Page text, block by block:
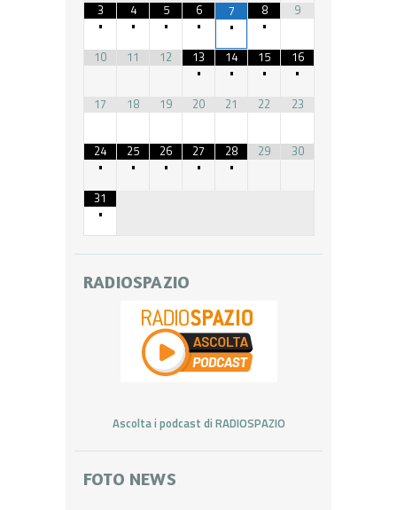
3
•
4
•
5
•
6
•
7
•
8
•
9
10 11 12
13
•
14
•
15
•
16
•
17
18 19 20 21 22 23
24
•
25
•
26
•
27
•
28
•
29 30
31
•
RADIOSPAZIO
Ascolta i podcast di RADIOSPAZIO
FOTO NEWS